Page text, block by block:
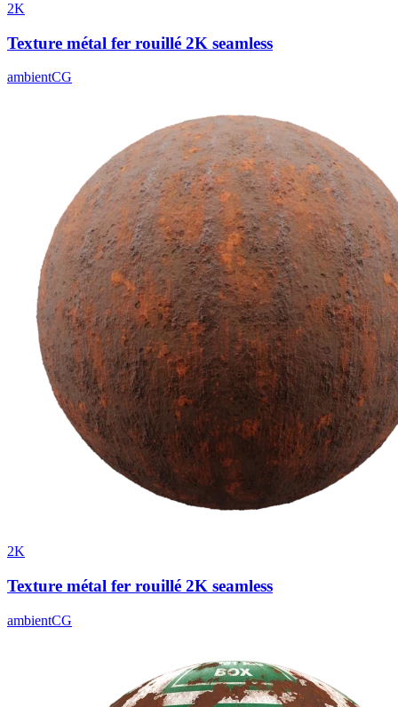
2K
Texture métal fer rouillé 2K seamless
ambientCG
2K
Texture métal fer rouillé 2K seamless
ambientCG